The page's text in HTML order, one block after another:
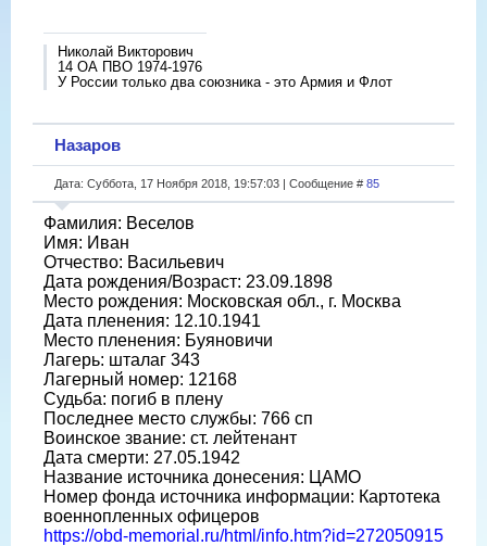
Николай Викторович
14 ОА ПВО 1974-1976
У России только два союзника - это Армия и Флот
Назаров
Дата: Суббота, 17 Ноября 2018, 19:57:03 | Сообщение # 85
Фамилия: Веселов
Имя: Иван
Отчество: Васильевич
Дата рождения/Возраст: 23.09.1898
Место рождения: Московская обл., г. Москва
Дата пленения: 12.10.1941
Место пленения: Буяновичи
Лагерь: шталаг 343
Лагерный номер: 12168
Судьба: погиб в плену
Последнее место службы: 766 сп
Воинское звание: ст. лейтенант
Дата смерти: 27.05.1942
Название источника донесения: ЦАМО
Номер фонда источника информации: Картотека
военнопленных офицеров
https://obd-memorial.ru/html/info.htm?id=272050915